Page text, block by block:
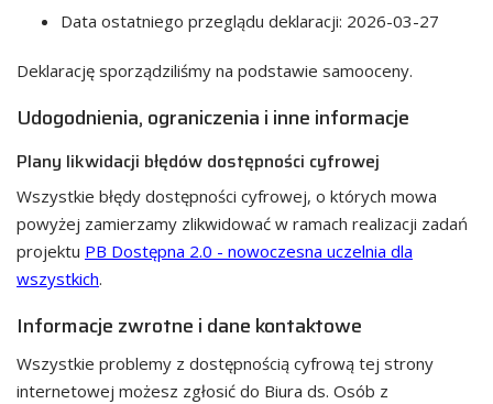
Data ostatniego przeglądu deklaracji: 2026-03-27
Deklarację sporządziliśmy na podstawie samooceny.
Udogodnienia, ograniczenia i inne informacje
Plany likwidacji błędów dostępności cyfrowej
Wszystkie błędy dostępności cyfrowej, o których mowa
powyżej zamierzamy zlikwidować w ramach realizacji zadań
projektu PB Dostępna 2.0 - nowoczesna uczelnia dla
wszystkich.
Informacje zwrotne i dane kontaktowe
Wszystkie problemy z dostępnością cyfrową tej strony
internetowej możesz zgłosić do Biura ds. Osób z